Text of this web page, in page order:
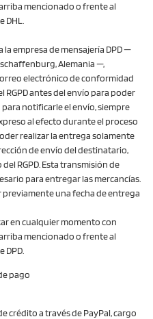
mencionado o frente al
la empresa de mensajería DPD —
Alemania —,
electrónico de conformidad
RGPD antes del envío para poder
notificarle el envío, siempre
al efecto durante el proceso
realizar la entrega solamente
de envío del destinatario,
RGPD. Esta transmisión de
para entregar las mercancías.
previamente una fecha de entrega
en cualquier momento con
mencionado o frente al
pago
crédito a través de PayPal, cargo